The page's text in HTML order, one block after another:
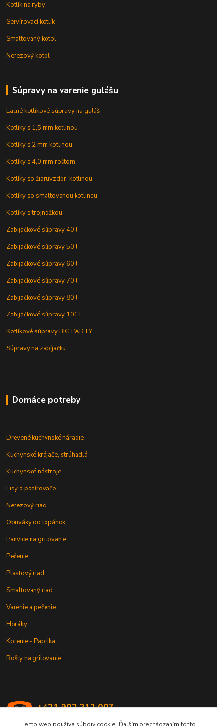
Kotlík na ryby
Servírovací kotlík
Smaltovaný kotol
Nerezový kotol
Súpravy na varenie gulášu
Lacné kotlíkové súpravy na guláš
Kotlíky s 1,5 mm kotlinou
Kotlíky s 2 mm kotlinou
Kotlíky s 4,0 mm roštom
Kotlíky so žiaruvzdor. kotlinou
Kotlíky so smaltovanou kotlinou
Kotlíky s trojnožkou
Zabijačkové súpravy 40 l
Zabijačkové súpravy 50 l
Zabijačkové súpravy 60 l
Zabijačkové súpravy 70 l
Zabijačkové súpravy 80 l
Zabijačkové súpravy 100 l
Kotlíkové súpravy BIG PARTY
Súpravy na zabíjačku
Domáce potreby
Drevené kuchynské náradie
Kuchynské krájače, strúhadlá
Kuchynské nástroje
Lisy a pasírovače
Nerezový riad
Obuváky do topánok
Panvice na grilovanie
Pečenie
Plastový riad
Smaltovaný riad
Varenie a pečenie
Horáky
Korenie - Paprika
Rošty na grilovanie
+421 902 212 007
Tento web používa súbory cookie. Ďalším prechádzaním tohto